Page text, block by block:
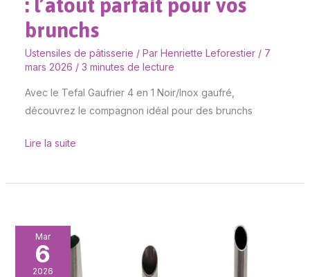
: l’atout parfait pour vos
brunchs
Ustensiles de pâtisserie / Par Henriette Leforestier / 7
mars 2026 / 3 minutes de lecture
Avec le Tefal Gaufrier 4 en 1 Noir/Inox gaufré,
découvrez le compagnon idéal pour des brunchs
Lire la suite
Mar
6
2026
Test
des
douilles